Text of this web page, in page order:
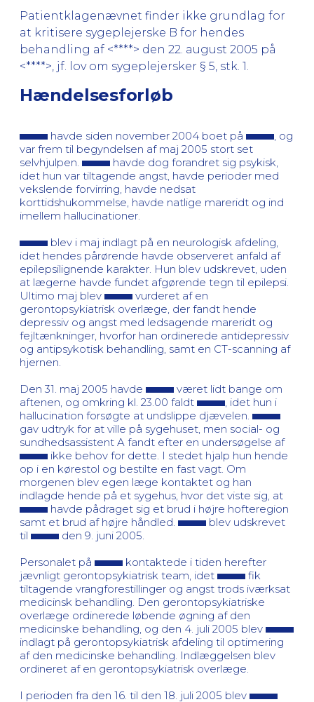
Patientklagenævnet finder ikke grundlag for
at kritisere sygeplejerske B for hendes
behandling af <****> den 22. august 2005 på
<****>, jf. lov om sygeplejersker § 5, stk. 1.
Hændelsesforløb
havde siden november 2004 boet på
, og
var frem til begyndelsen af maj 2005 stort set
selvhjulpen.
havde dog forandret sig psykisk,
idet hun var tiltagende angst, havde perioder med
vekslende forvirring, havde nedsat
korttidshukommelse, havde natlige mareridt og ind
imellem hallucinationer.
blev i maj indlagt på en neurologisk afdeling,
idet hendes pårørende havde observeret anfald af
epilepsilignende karakter. Hun blev udskrevet, uden
at lægerne havde fundet afgørende tegn til epilepsi.
Ultimo maj blev
vurderet af en
gerontopsykiatrisk overlæge, der fandt hende
depressiv og angst med ledsagende mareridt og
fejltænkninger, hvorfor han ordinerede antidepressiv
og antipsykotisk behandling, samt en CT-scanning af
hjernen.
Den 31. maj 2005 havde
været lidt bange om
aftenen, og omkring kl. 23.00 faldt
, idet hun i
hallucination forsøgte at undslippe djævelen.
gav udtryk for at ville på sygehuset, men social- og
sundhedsassistent A fandt efter en undersøgelse af
ikke behov for dette. I stedet hjalp hun hende
op i en kørestol og bestilte en fast vagt. Om
morgenen blev egen læge kontaktet og han
indlagde hende på et sygehus, hvor det viste sig, at
havde pådraget sig et brud i højre hofteregion
samt et brud af højre håndled.
blev udskrevet
til
den 9. juni 2005.
Personalet på
kontaktede i tiden herefter
jævnligt gerontopsykiatrisk team, idet
fik
tiltagende vrangforestillinger og angst trods iværksat
medicinsk behandling. Den gerontopsykiatriske
overlæge ordinerede løbende øgning af den
medicinske behandling, og den 4. juli 2005 blev
indlagt på gerontopsykiatrisk afdeling til optimering
af den medicinske behandling. Indlæggelsen blev
ordineret af en gerontopsykiatrisk overlæge.
I perioden fra den 16. til den 18. juli 2005 blev